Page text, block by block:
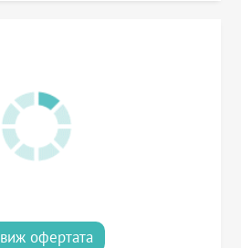
виж офертата